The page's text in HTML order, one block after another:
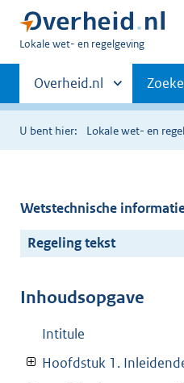
U
hier:
Lokale wet- en regelgeving
Primaire
navigatie
Andere
sites
binnen
Overheid.nl
U bent hier: Lokale wet- en
Wetstechnische
Regeling tekst
Inhoudsopgave
Intitule
Hoofdstuk 1.